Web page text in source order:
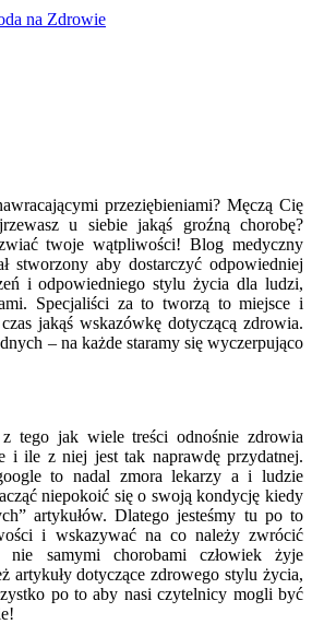
przeziębieniami? Męczą Cię
u siebie jakąś groźną chorobę?
twoje wątpliwości! Blog medyczny
stworzony aby dostarczyć odpowiedniej
i odpowiedniego stylu życia dla ludzi,
Specjaliści za to tworzą to miejsce i
jakąś wskazówkę dotyczącą zdrowia.
– na każde staramy się wyczerpująco
tego jak wiele treści odnośnie zdrowia
i ile z niej jest tak naprawdę przydatnej.
to nadal zmora lekarzy a i ludzie
niepokoić się o swoją kondycję kiedy
artykułów. Dlatego jesteśmy tu po to
i wskazywać na co należy zwrócić
nie samymi chorobami człowiek żyje
artykuły dotyczące zdrowego stylu życia,
po to aby nasi czytelnicy mogli być